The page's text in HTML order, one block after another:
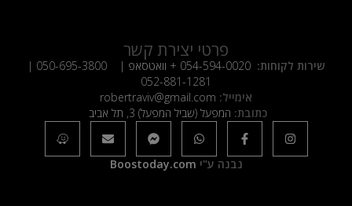
פרטי יצירת קשר
שירות לקוחות: 054-594-0020 + וואטסאפ | 050-695-3800
|
052-881-1281
אימייל: robertraviv@gmail.com
כתובת: המפעל (שביל המפעל) 3, תל אביב
נבנה ע"י Boostoday.com